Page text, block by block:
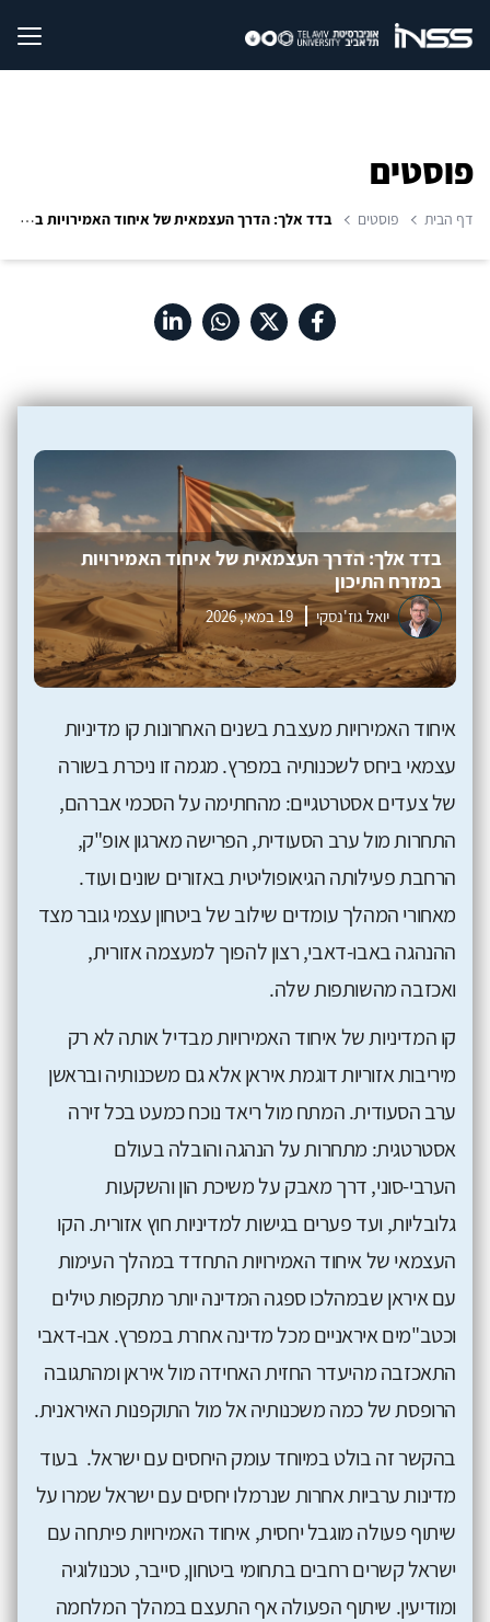
פוסטים
דף הבית פוסטים בדד אלך: הדרך העצמאית של איחוד האמירויות במזרח התיכון
בדד אלך: הדרך העצמאית של איחוד האמירויות
במזרח התיכון
יואל גוז'נסקי 19 במאי, 2026
איחוד האמירויות מעצבת בשנים האחרונות קו מדיניות
עצמאי ביחס לשכנותיה במפרץ. מגמה זו ניכרת בשורה
של צעדים אסטרטגיים: מהחתימה על הסכמי אברהם,
התחרות מול ערב הסעודית, הפרישה מארגון אופ"ק,
הרחבת פעילותה הגיאופוליטית באזורים שונים ועוד.
מאחורי המהלך עומדים שילוב של ביטחון עצמי גובר מצד
ההנהגה באבו-דאבי, רצון להפוך למעצמה אזורית,
ואכזבה מהשותפות שלה.
קו המדיניות של איחוד האמירויות מבדיל אותה לא רק
מיריבות אזוריות דוגמת איראן אלא גם משכנותיה ובראשן
ערב הסעודית. המתח מול ריאד נוכח כמעט בכל זירה
אסטרטגית: מתחרות על הנהגה והובלה בעולם
הערבי-סוני, דרך מאבק על משיכת הון והשקעות
גלובליות, ועד פערים בגישות למדיניות חוץ אזורית. הקו
העצמאי של איחוד האמירויות התחדד במהלך העימות
עם איראן שבמהלכו ספגה המדינה יותר מתקפות טילים
וכטב"מים איראניים מכל מדינה אחרת במפרץ. אבו-דאבי
התאכזבה מהיעדר החזית האחידה מול איראן ומהתגובה
הרופסת של כמה משכנותיה אל מול התוקפנות האיראנית.
בהקשר זה בולט במיוחד עומק היחסים עם ישראל. בעוד
מדינות ערביות אחרות שנרמלו יחסים עם ישראל שמרו על
שיתוף פעולה מוגבל יחסית, איחוד האמירויות פיתחה עם
ישראל קשרים רחבים בתחומי ביטחון, סייבר, טכנולוגיה
ומודיעין. שיתוף הפעולה אף התעצם במהלך המלחמה